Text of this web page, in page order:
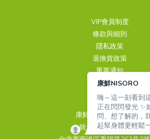
市場上常見的配方組合。●透明質酸鈉（玻尿
潤保養概念的複合配方。●維生素 C（L-抗壞血
養素，常見於日常美容保健產品中。●輔酶
抗氧化配方。●複合胜肽：部分品牌會加入複
方與定位上的差異。 喝的 PDRN 如何挑選？5
臺灣口服 PDRN 市場快速發展，市面上的產品
同品牌在原料來源、成分標示與檢驗資訊上，
購前可從以下 5 個方向逐一確認，幫助自己更
— 1. PDRN 來源是否清楚標示？先查看產品標
清楚說明 PDRN 的原料來源，例如：挪威鮭
定位、使用方式與人體利用途徑上皆不相同，
程的作用或結果。— 口服核苷酸進入人體後如
PDRN、PN 或其他核酸相關成分進入消化道後
解，轉化為核苷酸、核苷、含氮鹼基等較小的
可能經消化道吸收，並參與體內代謝。核苷酸
食物中可見的成分，也是合成 DNA、RNA 的
多項生理代謝過程。母乳中本身也含有核苷酸
食核苷酸與腸道功能、營養利用及免疫相關生
留意的是，目前關於口服 PDRN、PN 保健食品
如：改善皮膚等功效。目前也沒有足夠證據可
定比二胜肽更好」。選購產品時，建議除了留
一併確認原料來源、含量標示是否清楚，以及
檢驗，才能更全面地評估產品品質。 哪些人適
肽？哪些族群要特別注意？膠原蛋白胜肽常被
養補充產品中，可依照個人的飲食習慣、生活
是否補充。以下整理較常見的適合族群，以及
的情況。— 哪些人適合補充膠原蛋白胜肽？●
者：隨著年齡增加，人體膠原蛋白的合成與代
化，因此有日常保養需求者，常會將膠原蛋白
with growth hormone and cortisol levels in
2000.4. Meyer N, Harvey AG, Lockley SW, Dijk
rhythms and disorders of the timing of sleep.
DOI5. Figueiro MG, et al. The impact of
on sleep and mood in office workers. Sleep
Münch M, et al. Blue-Enriched Morning Light
Countermeasure to Light at the Wrong Time.
Neuropsychobiology. 2017.7. Garbarino S, et
deprivation in immune-related disease risk
Communications Biology. 2021. DOI8. Lo
NISORO 的躺好眠數羊膠囊採用番紅花萃取，
的營養補充，幫助放鬆、支持入睡前的身心狀
物，不能取代醫師的診斷與治療。如果只是偶
談到的作息、光線、環境調整，通常已經能帶
充比較適合作為這些調整之外，錦上添花的輔
的解方。 誰適合、誰需要多留意日常作息已經
一份輔助的人，可以將番紅花補充列入考慮。
女，或正在服用其他藥物、有慢性病史的人，
師，再決定是否補充。如果睡眠困擾已經嚴重
疑有睡眠障礙相關疾病，也請優先尋求專業醫
比噪音最低的組別低了將近 5 個百分點。耳塞
把窗戶關緊，都是簡單有效的做法。— 3. 睡前
上海研究發現，臥室二氧化碳濃度和深睡期時
的實測研究也證實，二氧化碳濃度越高，睡眠
密閉房間睡一整晚，二氧化碳濃度容易慢慢累
分鐘，或睡覺時留一點空氣流通的縫隙，是很
證支持的一步。— 4. 睡前一到兩小時，把燈光
時鐘的文章所述，晚上的短波長藍光會延後褪
Air》綜述進一步指出，晚間暴露在 460 到 480
30 到 50 勒克斯的藍光下，就足以干擾生理時
VIP會員制度
條款與細則
隱私政策
退換貨政策
重要通知
聯繫我們
康鮮國際股份有限公司
統一編號 24939499
康鮮NISORO
嗨～這一刻看到
正在閃閃發光 ✨
問、想了解的，
起幫身體更輕鬆